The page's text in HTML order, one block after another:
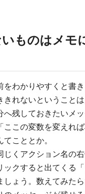
ものはメモ
をわかりやすくと書
きれないということは
へ残しておきたいメ
ここの変数を変えれ
こととか。
じくアクション名の
ックすると出てくる
しょう。数えてみた